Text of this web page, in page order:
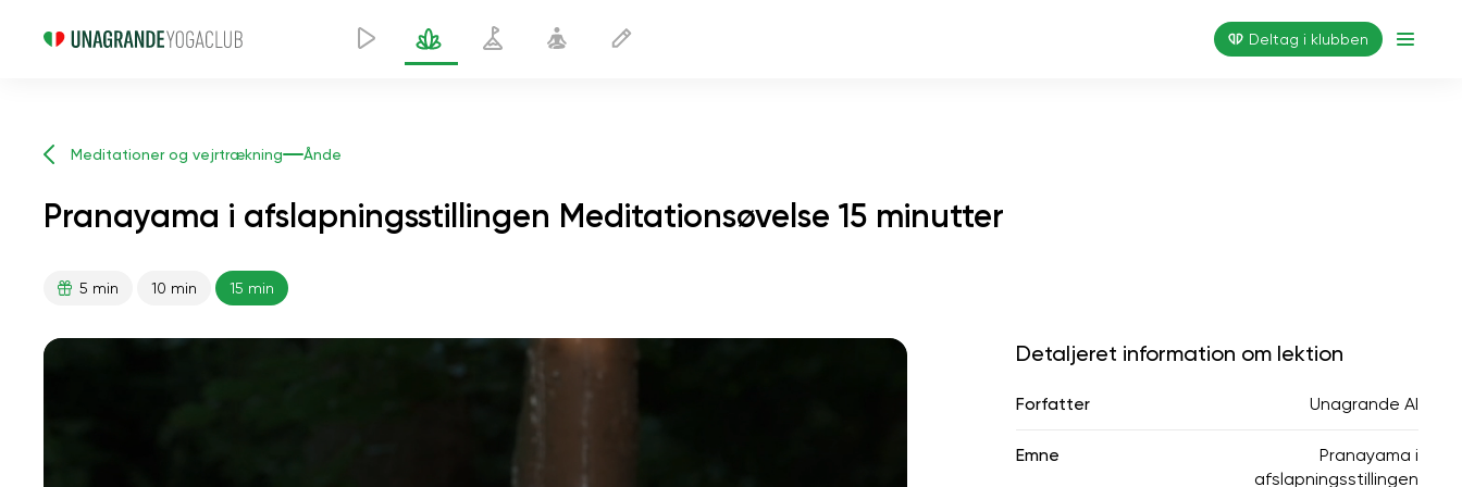
Deltag i klubben
Meditationer og vejrtrækning Ånde
Pranayama i afslapningsstillingen Meditationsøvelse 15 minutter
5 min 10 min 15 min
indre fred
Detaljeret information om lektion
Forfatter Unagrande AI
Emne
Pranayama i
afslapningsstillingen